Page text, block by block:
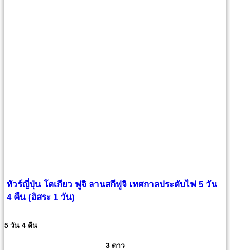
ทัวร์ญี่ปุ่น โตเกียว ฟูจิ ลานสกีฟูจิ เทศกาลประดับไฟ 5 วัน
4 คืน (อิสระ 1 วัน)
5 วัน 4 คืน
3 ดาว